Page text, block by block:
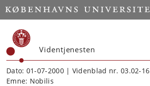
Start
Videntjenesten
Dato: 01-07-2000 | Videnblad nr. 03.02-16
Emne: Nobilis